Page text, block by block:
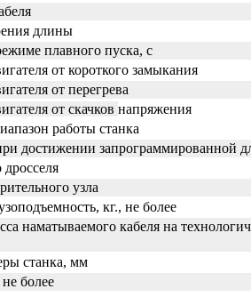
длины
плавного пуска, с
от короткого замыкания
от перегрева
от скачков напряжения
работы станка
достижении запрограммированной
узла
кг., не более
наматываемого кабеля на
станка, мм
более